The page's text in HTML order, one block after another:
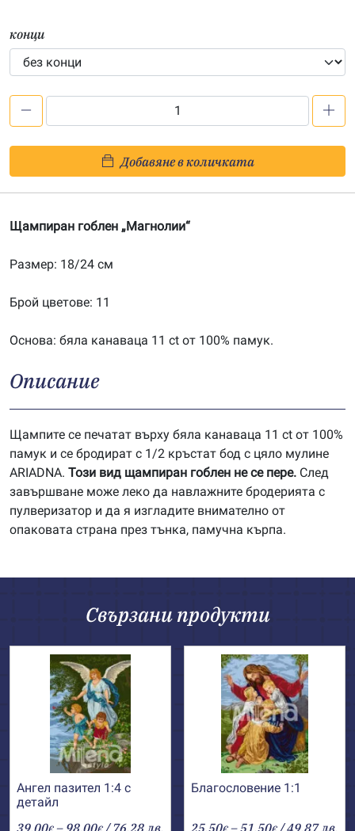
конци
–
щампа
Добавяне в количката
Щампиран гоблен „Магнолии“
Размер: 18/24 см
Брой цветове: 11
Основа: бяла канаваца 11 ct от 100% памук.
Описание
Щампите се печатат върху бяла канаваца 11 ct от 100%
памук и се бродират с 1/2 кръстат бод с цяло мулине
ARIADNA. Този вид щампиран гоблен не се пере. След
завършване може леко да навлажните бродерията с
пулверизатор и да я изгладите внимателно от
опаковата страна през тънка, памучна кърпа.
Свързани продукти
Ангел пазител 1:4 с
детайл
39.00 – 98.00 Price
/ 76.28 лв.
Благословение 1:1
25.50 –51.50 Price
/ 49.87 лв.